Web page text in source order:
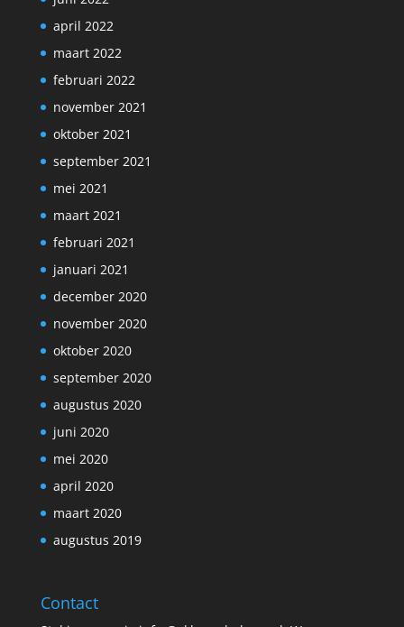
april 2022
maart 2022
februari 2022
november 2021
oktober 2021
september 2021
mei 2021
maart 2021
februari 2021
januari 2021
december 2020
november 2020
oktober 2020
september 2020
augustus 2020
juni 2020
mei 2020
april 2020
maart 2020
augustus 2019
Contact